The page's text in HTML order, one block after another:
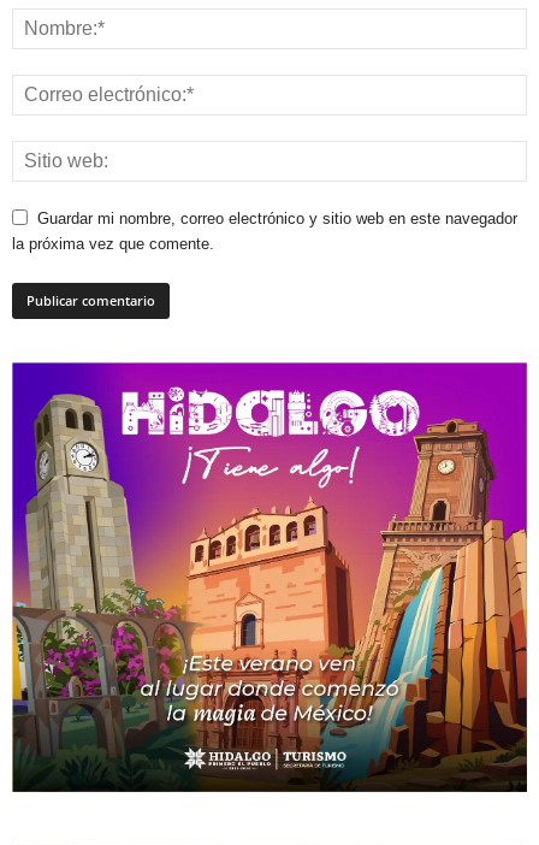
Guardar mi nombre, correo electrónico y sitio web en este navegador
la próxima vez que comente.